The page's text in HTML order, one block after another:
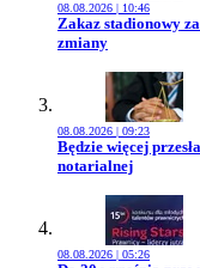
08.08.2026 | 10:46
Przejdź do artykułu:
Zakaz stadionowy
zmiany
08.08.2026 | 09:23
Przejdź do artykułu:
Będzie więcej
notarialnej
08.08.2026 | 05:26